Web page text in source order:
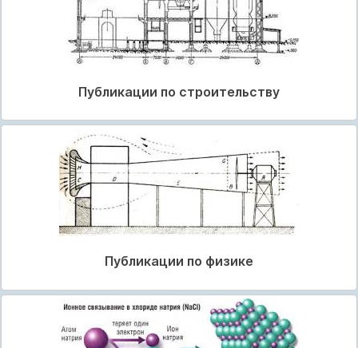
Публикации по строительству
Публикации по физике